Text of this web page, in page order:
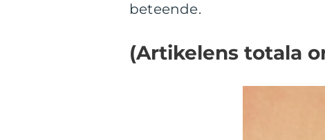
beteende.
(Artikelens totala